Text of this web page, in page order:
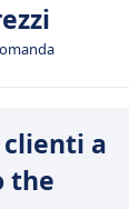
a
the